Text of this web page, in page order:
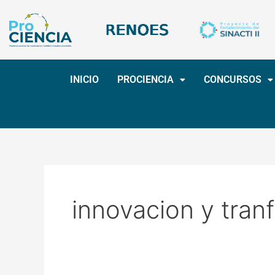
contenido
INICIO PROCIENCIA CONCURSOS
innovacion y
de
entradas